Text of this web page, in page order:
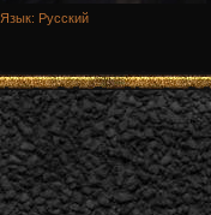
Язык: Русский